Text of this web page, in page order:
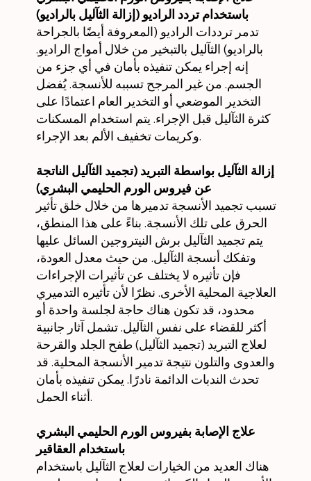
باستخدام تردد الراديو (إزالة الثآليل بالراديو)
تدمر ترددات الراديو (المعروفة أيضًا بالجراحة
بالراديو) الثآليل بالتبخير من خلال أمواج الراديو.
إنه إجراء يمكن تنفيذه بأمان في أي جزء من
الجسم. من غير المرجح تسببه للأنسجة. يُفضل
التخدير الموضعي أو التخدير العام اعتمادًا على
كثرة الثآليل قبل الإجراء. يتم استخدام المسكنات
وكريمات تخفيف الألم بعد الإجراء.
إزالة الثآليل بواسطة التبريد (تجميد الثآليل الناتجة
عن فيروس الورم الحليمي البشري)
تسبب تجميد الأنسجة تدميرها من خلال خلق تأثير
الحرق على تلك الأنسجة. بناءً على هذا المنطق،
يتم تجميد الثآليل برش النيتروجين السائل عليها
وتفكك أنسجة الثآليل. من حيث معدل العودة،
فإن تأثيره لا يختلف عن تأثيرات الإجراءات
العلاجية المحلية الأخرى. نظرًا لأن تأثيره التدميري
محدود، قد تكون هناك حاجة لجلسة واحدة أو
أكثر للقضاء على نفس الثآليل. تشمل آثار جانبية
لعلاج التبريد (تجميد الثآليل) طفح الجلد والقرحة
والعدوى والتلون نتيجة تدمير الأنسجة المحلية. قد
تحدث الندبات الدائمة نادرًا. يمكن تنفيذه بأمان
أثناء الحمل.
علاج الإصابة بفيروس الورم الحليمي البشري
باستخدام العقاقير
هناك العديد من الخيارات لعلاج الثآليل باستخدام